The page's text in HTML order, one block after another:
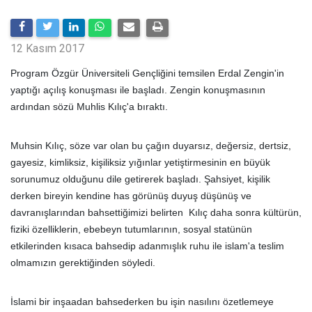
12 Kasım 2017
Program Özgür Üniversiteli Gençliğini temsilen Erdal Zengin'in
yaptığı açılış konuşması ile başladı. Zengin konuşmasının
ardından sözü Muhlis Kılıç'a bıraktı.
Muhsin Kılıç, söze var olan bu çağın duyarsız, değersiz, dertsiz,
gayesiz, kimliksiz, kişiliksiz yığınlar yetiştirmesinin en büyük
sorunumuz olduğunu dile getirerek başladı. Şahsiyet, kişilik
derken bireyin kendine has görünüş duyuş düşünüş ve
davranışlarından bahsettiğimizi belirten Kılıç daha sonra kültürün,
fiziki özelliklerin, ebebeyn tutumlarının, sosyal statünün
etkilerinden kısaca bahsedip adanmışlık ruhu ile islam'a teslim
olmamızın gerektiğinden söyledi.
İslami bir inşaadan bahsederken bu işin nasılını özetlemeye